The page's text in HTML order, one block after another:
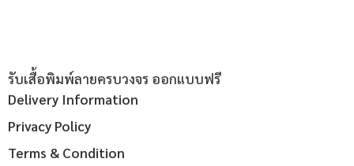
รับเสื้อพิมพ์ลายครบวงจร ออกแบบฟรี
Delivery Information
Privacy Policy
Terms & Condition